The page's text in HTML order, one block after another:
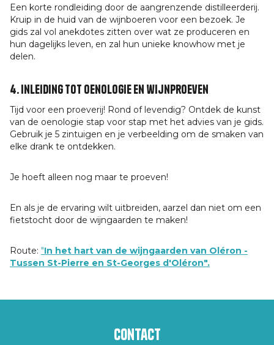
Een korte rondleiding door de aangrenzende distilleerderij.
Kruip in de huid van de wijnboeren voor een bezoek. Je
gids zal vol anekdotes zitten over wat ze produceren en
hun dagelijks leven, en zal hun unieke knowhow met je
delen.
4. Inleiding tot oenologie en wijnproeven
Tijd voor een proeverij! Rond of levendig? Ontdek de kunst
van de oenologie stap voor stap met het advies van je gids.
Gebruik je 5 zintuigen en je verbeelding om de smaken van
elke drank te ontdekken.
Je hoeft alleen nog maar te proeven!
En als je de ervaring wilt uitbreiden, aarzel dan niet om een
fietstocht door de wijngaarden te maken!
Route: "In het hart van de wijngaarden van Oléron -
Tussen St-Pierre en St-Georges d'Oléron".
Contact